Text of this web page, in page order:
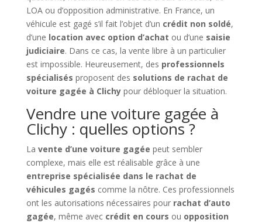
LOA ou d’opposition administrative. En France, un
véhicule est gagé s’il fait l’objet d’un crédit non soldé,
d’une location avec option d’achat ou d’une saisie
judiciaire. Dans ce cas, la vente libre à un particulier
est impossible. Heureusement, des professionnels
spécialisés proposent des solutions de rachat de
voiture gagée à Clichypour débloquer la situation.
Vendre une voiture gagée à
Clichy : quelles options ?
La vente d’une voiture gagée peut sembler
complexe, mais elle est réalisable grâce à une
entreprise spécialisée dans le rachat de
véhicules gagés comme la nôtre. Ces professionnels
ont les autorisations nécessaires pour rachat d’auto
gagée, même avec crédit en cours ou opposition